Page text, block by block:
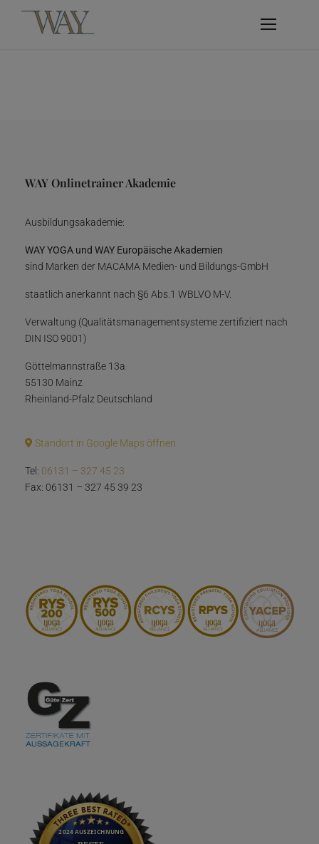
WAY Onlinetrainer Akademie
Ausbildungsakademie:
WAY YOGA und WAY Europäische Akademien
sind Marken der MACAMA Medien- und Bildungs-GmbH
staatlich anerkannt nach §6 Abs.1 WBLVO M-V.
Verwaltung (Qualitätsmanagementsysteme zertifiziert nach
DIN ISO 9001)
Göttelmannstraße 13a
55130 Mainz
Rheinland-Pfalz Deutschland
Standort in Google Maps öffnen
Tel: 06131 – 327 45 23
Fax: 06131 – 327 45 39 23